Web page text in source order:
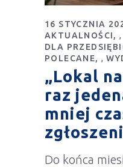
16 STYCZNIA
AKTUALNOŚCI
DLA
POLECANE
,
„Lokal
raz
mniej
Do końca